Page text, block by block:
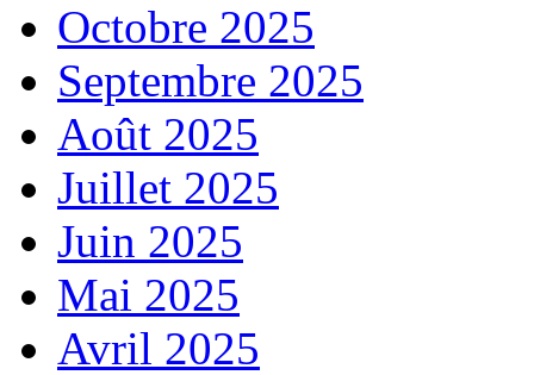
Octobre 2025
Septembre 2025
Août 2025
Juillet 2025
Juin 2025
Mai 2025
Avril 2025